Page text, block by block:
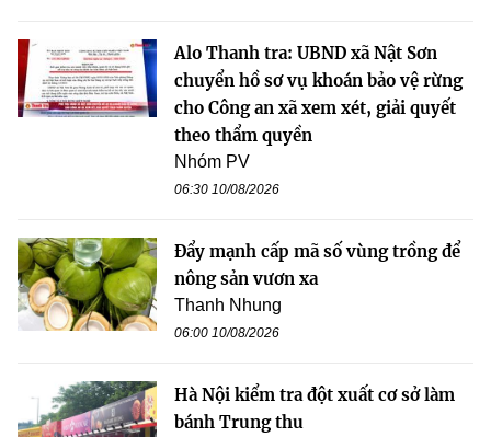
Alo Thanh tra: UBND xã Nật Sơn
chuyển hồ sơ vụ khoán bảo vệ rừng
cho Công an xã xem xét, giải quyết
theo thẩm quyền
Nhóm PV
06:30 10/08/2026
Đẩy mạnh cấp mã số vùng trồng để
nông sản vươn xa
Thanh Nhung
06:00 10/08/2026
Hà Nội kiểm tra đột xuất cơ sở làm
bánh Trung thu